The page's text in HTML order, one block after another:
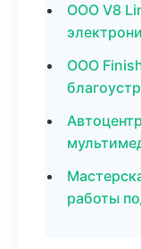
ООО V8
ООО
работы